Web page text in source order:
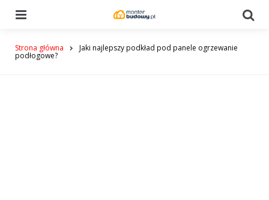
Strona główna Jaki najlepszy podkład pod panele ogrzewanie
podłogowe?